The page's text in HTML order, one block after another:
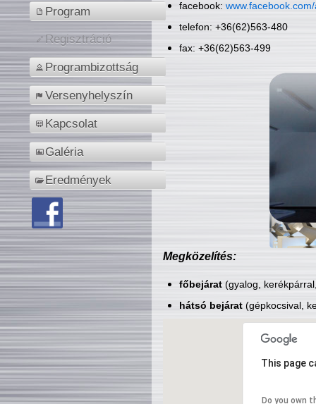
Program
Regisztráció
Programbizottság
Versenyhelyszín
Kapcsolat
Galéria
Eredmények
facebook:
telefon: +36(62)563-480
fax: +36(62)563-499
Megközelítés:
főbejárat(gyalog,
hátsó bejárat(gépkocsival,
This page
Do you own